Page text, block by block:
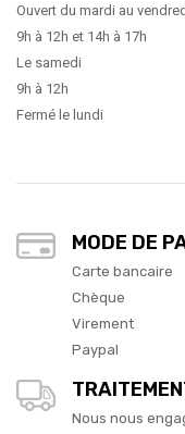
Ouvert du mardi au
9h à 12h et 14h à 17h
Le samedi
9h à 12h
Fermé le lundi
MODE DE
Carte bancaire
Chèque
Virement
Paypal
Nous nous